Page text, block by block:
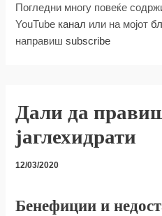
Погледни многу повеќе
YouTube канал или на мојот
направишsubscribe
Дали да
јаглехидрати
12/03/2020
Бенефиции и